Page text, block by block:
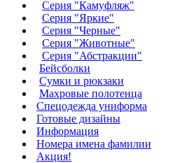
Серия "Камуфляж"
Серия "Яркие"
Серия "Черные"
Серия "Животные"
Серия "Абстракции"
Бейсболки
Сумки и рюкзаки
Махровые полотенца
Cпецодежда униформа
Готовые дизайны
Информация
Номера имена фамилии
Акция!